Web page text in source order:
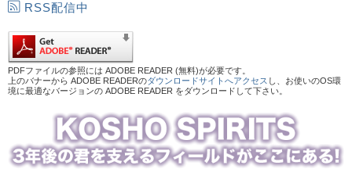
RSS配信中
PDFファイルの参照には ADOBE READER (無料)が必要です。
上のバナーから ADOBE READERのダウンロードサイトへアクセス し、お使いのOS環
境に最適なバージョンの ADOBE READER をダウンロードして下さい。